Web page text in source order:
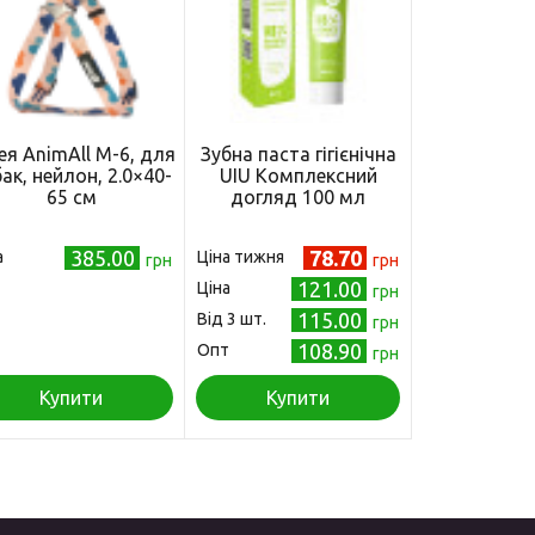
AnimAll M-6, для
нейлон, 2.0×40-
65 см
385.00 грн
Купити
Зубна паста гігієнічна
UIU Комплексний
догляд 100 мл
Ціна тижня 78.70 грн
Ціна
121.00
грн
Від 3 шт.
115.00
грн
Опт
108.90 грн
Купити